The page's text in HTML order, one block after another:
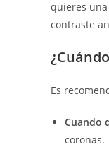
quieres
contraste
Es
Cuando
coronas.